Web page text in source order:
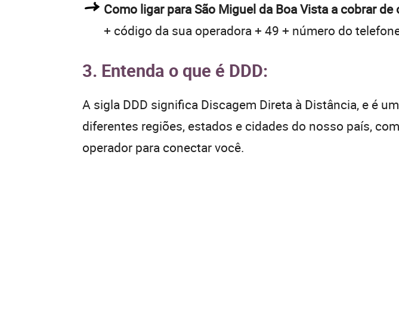
Como ligar para São Miguel da Boa Vista a cobrar
+ código da sua operadora + 49 + número do
3. Entenda o que é DDD:
A sigla DDD significa Discagem Direta à Distância, e é
diferentes regiões, estados e cidades do nosso país,
operador para conectar você.